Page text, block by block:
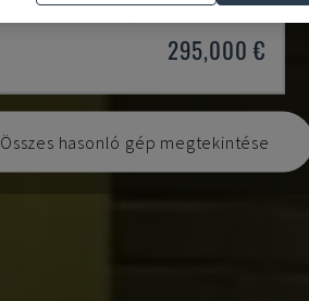
295,000 €
Összes hasonló gép megtekintése